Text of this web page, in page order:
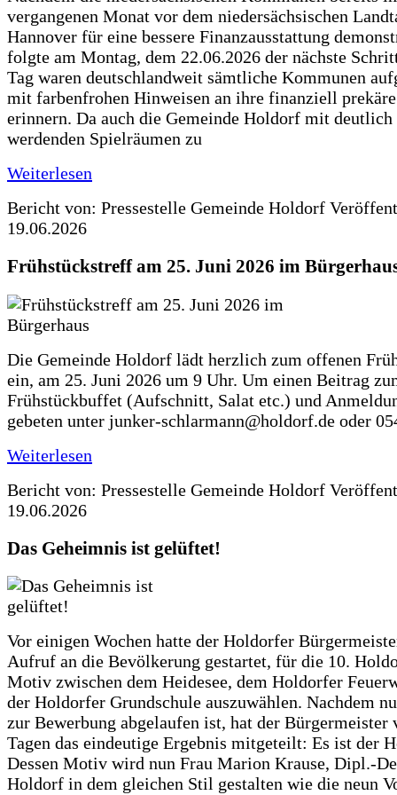
vergangenen Monat vor dem niedersächsischen
Hannover für eine bessere Finanzausstattung
folgte am Montag, dem 22.06.2026 der nächste
Tag waren deutschlandweit sämtliche Kommunen
mit farbenfrohen Hinweisen an ihre finanziell
erinnern. Da auch die Gemeinde Holdorf mit deutlich
werdenden Spielräumen zu
Weiterlesen
Bericht von: Pressestelle Gemeinde Holdorf
19.06.2026
Frühstückstreff am 25. Juni 2026 im
Die Gemeinde Holdorf lädt herzlich zum offenen
ein, am 25. Juni 2026 um 9 Uhr. Um einen Beitrag
Frühstückbuffet (Aufschnitt, Salat etc.) und
gebeten unter junker-schlarmann@holdorf.de oder
Weiterlesen
Bericht von: Pressestelle Gemeinde Holdorf
19.06.2026
Das Geheimnis ist gelüftet!
Vor einigen Wochen hatte der Holdorfer
Aufruf an die Bevölkerung gestartet, für die 10.
Motiv zwischen dem Heidesee, dem Holdorfer
der Holdorfer Grundschule auszuwählen. Nachdem
zur Bewerbung abgelaufen ist, hat der Bürgermeister
Tagen das eindeutige Ergebnis mitgeteilt: Es ist der
Dessen Motiv wird nun Frau Marion Krause, Dipl.-
Holdorf in dem gleichen Stil gestalten wie die neun